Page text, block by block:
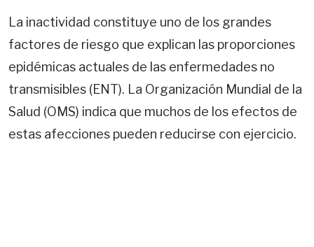
La inactividad constituye uno de los grandes
factores de riesgo que explican las proporciones
epidémicas actuales de las enfermedades no
transmisibles (ENT). La Organización Mundial de la
Salud (OMS) indica que muchos de los efectos de
estas afecciones pueden reducirse con ejercicio.